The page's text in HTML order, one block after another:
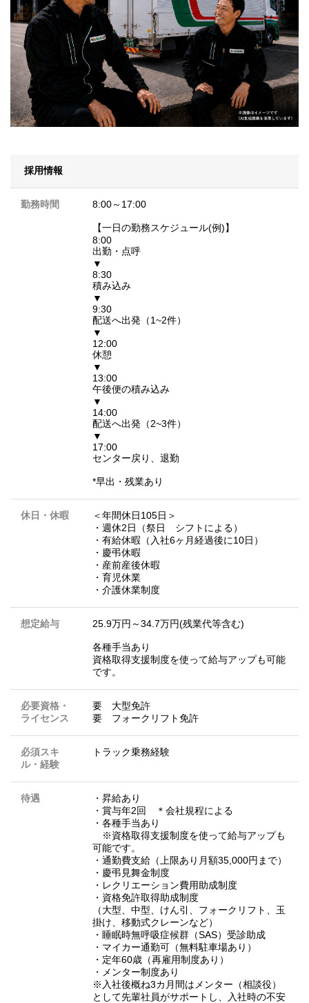
採用情報
勤務時間 8:00～17:00
【一日の勤務スケジュール(例)】
8:00
出勤・点呼
▼
8:30
積み込み
▼
9:30
配送へ出発（1~2件）
▼
12:00
休憩
▼
13:00
午後便の積み込み
▼
14:00
配送へ出発（2~3件）
▼
17:00
センター戻り、退勤
*早出・残業あり
休日・休暇
＜年間休日105日＞
・週休2日（祭日 シフトによる）
・有給休暇（入社6ヶ月経過後に10日）
・慶弔休暇
・産前産後休暇
・育児休業
・介護休業制度
想定給与 25.9万円～34.7万円(残業代等含む)
各種手当あり
資格取得支援制度を使って給与アップも可能
です。
必要資格・
ライセンス
要 大型免許
要 フォークリフト免許
必須スキ
ル・経験
トラック乗務経験
待遇
・昇給あり
・賞与年2回 ＊会社規程による
・各種手当あり
※資格取得支援制度を使って給与アップも
可能です。
・通勤費支給（上限あり月額35,000円まで）
・慶弔見舞金制度
・レクリエーション費用助成制度
・資格免許取得助成制度
（大型、中型、けん引、フォークリフト、玉
掛け、移動式クレーンなど）
・睡眠時無呼吸症候群（SAS）受診助成
・マイカー通勤可（無料駐車場あり）
・定年60歳（再雇用制度あり）
・メンター制度あり
※入社後概ね3カ月間はメンター（相談役）
として先輩社員がサポートし、入社時の不安